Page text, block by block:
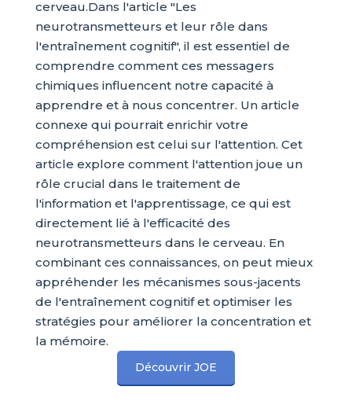
cerveau.Dans l'article "Les
neurotransmetteurs et leur rôle dans
l'entraînement cognitif", il est essentiel de
comprendre comment ces messagers
chimiques influencent notre capacité à
apprendre et à nous concentrer. Un article
connexe qui pourrait enrichir votre
compréhension est celui sur l'attention. Cet
article explore comment l'attention joue un
rôle crucial dans le traitement de
l'information et l'apprentissage, ce qui est
directement lié à l'efficacité des
neurotransmetteurs dans le cerveau. En
combinant ces connaissances, on peut mieux
appréhender les mécanismes sous-jacents
de l'entraînement cognitif et optimiser les
stratégies pour améliorer la concentration et
la mémoire.
Découvrir JOE